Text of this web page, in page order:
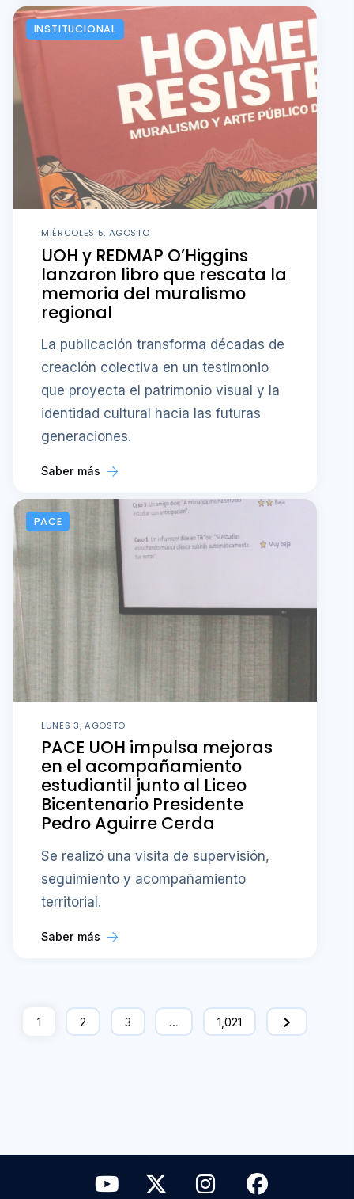
INSTITUCIONAL
MIÉRCOLES 5, AGOSTO
UOH y REDMAP O’Higgins
lanzaron libro que rescata la
memoria del muralismo
regional
La publicación transforma décadas de
creación colectiva en un testimonio
que proyecta el patrimonio visual y la
identidad cultural hacia las futuras
generaciones.
Saber más
PACE
LUNES 3, AGOSTO
PACE UOH impulsa mejoras
en el acompañamiento
estudiantil junto al Liceo
Bicentenario Presidente
Pedro Aguirre Cerda
Se realizó una visita de supervisión,
seguimiento y acompañamiento
territorial.
Saber más
1 2 3 … 1,021